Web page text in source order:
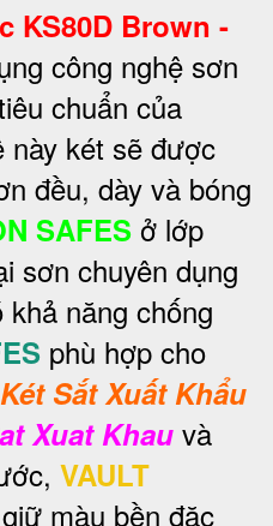
KS80D Brown -
công nghệ sơn
chuẩn của
này két sẽ được
đều, dày và bóng
SAFES ở lớp
sơn chuyên dụng
năng chống
phù hợp cho
Két Sắt Xuất Khẩu
Xuat Khau và
VAULT
màu bền đặc